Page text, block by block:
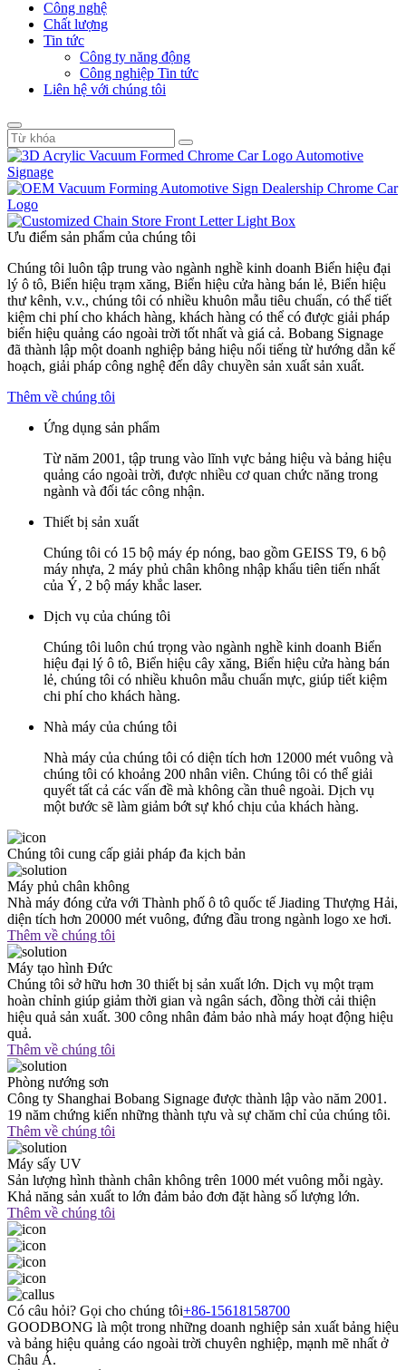
Công nghệ
Chất lượng
Tin tức
Công ty năng động
Công nghiệp Tin tức
Liên hệ với chúng tôi
Ưu điểm sản phẩm của chúng tôi
Chúng tôi luôn tập trung vào ngành nghề kinh doanh Biển hiệu đại
lý ô tô, Biển hiệu trạm xăng, Biển hiệu cửa hàng bán lẻ, Biển hiệu
thư kênh, v.v., chúng tôi có nhiều khuôn mẫu tiêu chuẩn, có thể tiết
kiệm chi phí cho khách hàng, khách hàng có thể có được giải pháp
biển hiệu quảng cáo ngoài trời tốt nhất và giá cả. Bobang Signage
đã thành lập một doanh nghiệp bảng hiệu nổi tiếng từ hướng dẫn kế
hoạch, giải pháp công nghệ đến dây chuyền sản xuất sản xuất.
Thêm về chúng tôi
Ứng dụng sản phẩm
Từ năm 2001, tập trung vào lĩnh vực bảng hiệu và bảng hiệu
quảng cáo ngoài trời, được nhiều cơ quan chức năng trong
ngành và đối tác công nhận.
Thiết bị sản xuất
Chúng tôi có 15 bộ máy ép nóng, bao gồm GEISS T9, 6 bộ
máy nhựa, 2 máy phủ chân không nhập khẩu tiên tiến nhất
của Ý, 2 bộ máy khắc laser.
Dịch vụ của chúng tôi
Chúng tôi luôn chú trọng vào ngành nghề kinh doanh Biển
hiệu đại lý ô tô, Biển hiệu cây xăng, Biển hiệu cửa hàng bán
lẻ, chúng tôi có nhiều khuôn mẫu chuẩn mực, giúp tiết kiệm
chi phí cho khách hàng.
Nhà máy của chúng tôi
Nhà máy của chúng tôi có diện tích hơn 12000 mét vuông và
chúng tôi có khoảng 200 nhân viên. Chúng tôi có thể giải
quyết tất cả các vấn đề mà không cần thuê ngoài. Dịch vụ
một bước sẽ làm giảm bớt sự khó chịu của khách hàng.
Chúng tôi cung cấp giải pháp đa kịch bản
Máy phủ chân không
Nhà máy đóng cửa với Thành phố ô tô quốc tế Jiading Thượng Hải,
diện tích hơn 20000 mét vuông, đứng đầu trong ngành logo xe hơi.
Thêm về chúng tôi
Máy tạo hình Đức
Chúng tôi sở hữu hơn 30 thiết bị sản xuất lớn. Dịch vụ một trạm
hoàn chỉnh giúp giảm thời gian và ngân sách, đồng thời cải thiện
hiệu quả sản xuất. 300 công nhân đảm bảo nhà máy hoạt động hiệu
quả.
Thêm về chúng tôi
Phòng nướng sơn
Công ty Shanghai Bobang Signage được thành lập vào năm 2001.
19 năm chứng kiến ​​những thành tựu và sự chăm chỉ của chúng tôi.
Thêm về chúng tôi
Máy sấy UV
Sản lượng hình thành chân không trên 1000 mét vuông mỗi ngày.
Khả năng sản xuất to lớn đảm bảo đơn đặt hàng số lượng lớn.
Thêm về chúng tôi
Có câu hỏi? Gọi cho chúng tôi+86-15618158700
GOODBONG là một trong những doanh nghiệp sản xuất bảng hiệu
và bảng hiệu quảng cáo ngoài trời chuyên nghiệp, mạnh mẽ nhất ở
Châu Á.